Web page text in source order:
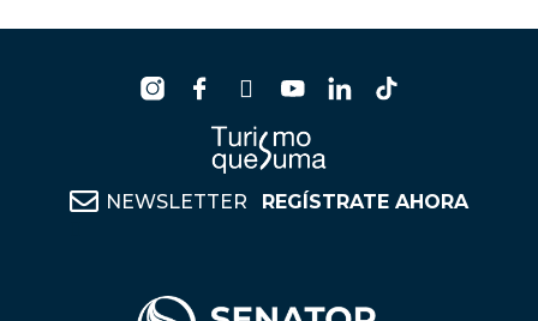
NEWSLETTER REGÍSTRATE AHORA